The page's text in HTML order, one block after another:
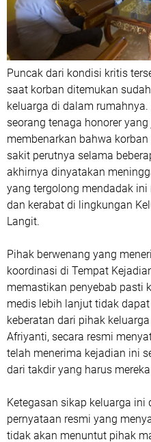
Puncak dari kondisi kritis
saat korban ditemukan
keluarga di dalam
seorang tenaga honorer
membenarkan bahwa
sakit perutnya selama
akhirnya dinyatakan
yang tergolong mendadak
dan kerabat di lingkungan
Langit.
Pihak berwenang yang
koordinasi di Tempat
memastikan penyebab pasti
medis lebih lanjut tidak
keberatan dari pihak
Afriyanti, secara resmi
telah menerima kejadian ini
dari takdir yang harus
Ketegasan sikap keluarga
pernyataan resmi yang
tidak akan menuntut pihak